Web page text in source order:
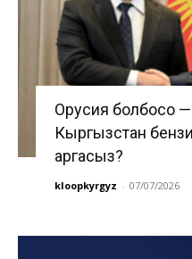
Орусия болбосо
Кыргызстан
аргасыз?
kloopkyrgyz - 07/07/2026